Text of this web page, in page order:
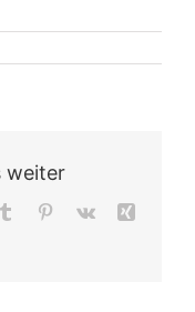
weiter
Tumblr Pinterest
Vk